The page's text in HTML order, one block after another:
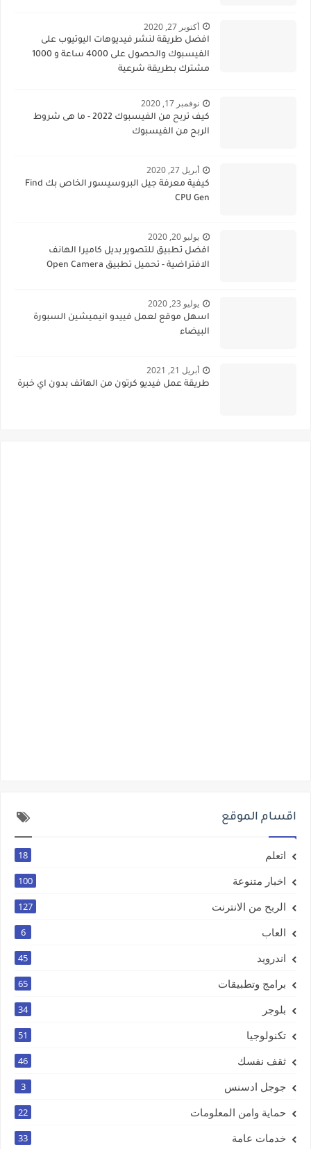
أكتوبر 27, 2020
افضل طريقة لنشر فيديوهات اليوتيوب على
الفيسبوك والحصول على 4000 ساعة و 1000
مشترك بطريقة شرعية
نوفمبر 17, 2020
كيف تربح من الفيسبوك 2022 - ما هى شروط
الربح من الفيسبوك
أبريل 27, 2020
كيفية معرفة جيل البروسيسور الخاص بك Find
CPU Gen
يوليو 20, 2020
افضل تطبيق للتصوير بديل كاميرا الهانف
الافتراضية - تحميل تطبيق Open Camera
يوليو 23, 2020
اسهل موقع لعمل فييدو انيميشين السبورة
البيضاء
أبريل 21, 2021
طريقة عمل فيديو كرتون من الهاتف بدون اي خبرة
اقسام الموقع
اتعلم 18
اخبار متنوعة 100
الربح من الانترنت 127
العاب 6
اندرويد 45
برامج وتطبيقات 65
بلوجر 34
تكنولوجيا 51
ثقف نفسك 46
جوجل ادسنس 3
حماية وامن المعلومات 22
خدمات عامة 33